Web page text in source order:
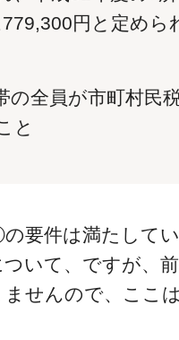
円と定めら
全員が市町村民
と
要件は満たしてい
いて、ですが、
せんので、ここ